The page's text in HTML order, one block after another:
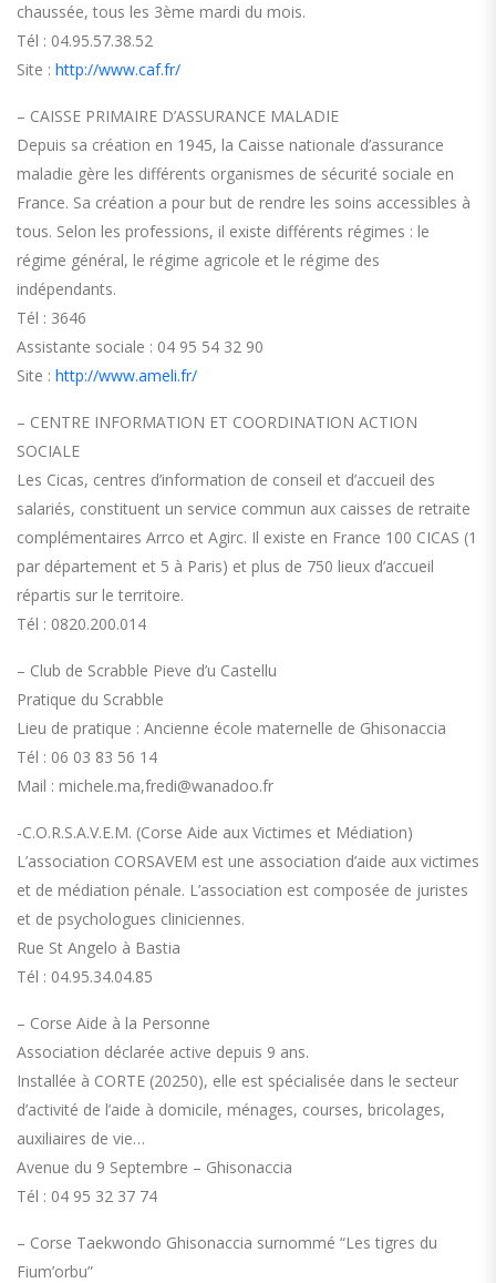
chaussée, tous les 3ème mardi du mois.
Tél : 04.95.57.38.52
Site : http://www.caf.fr/
– CAISSE PRIMAIRE D’ASSURANCE MALADIE
Depuis sa création en 1945, la Caisse nationale d’assurance
maladie gère les différents organismes de sécurité sociale en
France. Sa création a pour but de rendre les soins accessibles à
tous. Selon les professions, il existe différents régimes : le
régime général, le régime agricole et le régime des
indépendants.
Tél : 3646
Assistante sociale : 04 95 54 32 90
Site : http://www.ameli.fr/
– CENTRE INFORMATION ET COORDINATION ACTION
SOCIALE
Les Cicas, centres d’information de conseil et d’accueil des
salariés, constituent un service commun aux caisses de retraite
complémentaires Arrco et Agirc. Il existe en France 100 CICAS (1
par département et 5 à Paris) et plus de 750 lieux d’accueil
répartis sur le territoire.
Tél : 0820.200.014
– Club de Scrabble Pieve d’u Castellu
Pratique du Scrabble
Lieu de pratique : Ancienne école maternelle de Ghisonaccia
Tél : 06 03 83 56 14
Mail : michele.ma,fredi@wanadoo.fr
-C.O.R.S.A.V.E.M. (Corse Aide aux Victimes et Médiation)
L’association CORSAVEM est une association d’aide aux victimes
et de médiation pénale. L’association est composée de juristes
et de psychologues cliniciennes.
Rue St Angelo à Bastia
Tél : 04.95.34.04.85
– Corse Aide à la Personne
Association déclarée active depuis 9 ans.
Installée à CORTE (20250), elle est spécialisée dans le secteur
d’activité de l’aide à domicile, ménages, courses, bricolages,
auxiliaires de vie…
Avenue du 9 Septembre – Ghisonaccia
Tél : 04 95 32 37 74
– Corse Taekwondo Ghisonaccia surnommé “Les tigres du
Fium’orbu”